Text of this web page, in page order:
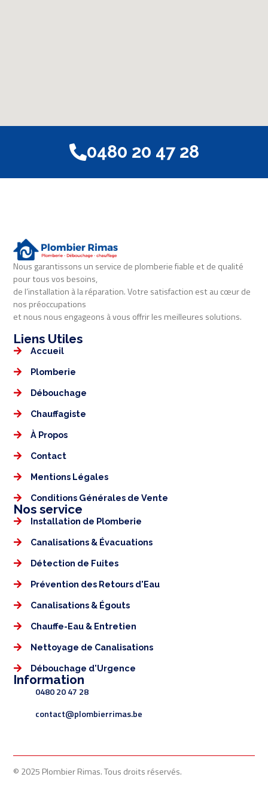
0480 20 47 28
Nous garantissons un service de plomberie fiable et de qualité
pour tous vos besoins,
de l’installation à la réparation. Votre satisfaction est au cœur de
nos préoccupations
et nous nous engageons à vous offrir les meilleures solutions.
Liens Utiles​​
Accueil
Plomberie
Débouchage
Chauffagiste
À Propos
Contact
Mentions Légales​
Conditions Générales de Vente
Nos service
Installation de Plomberie
Canalisations & Évacuations
Détection de Fuites
Prévention des Retours d'Eau
Canalisations & Égouts
Chauffe-Eau & Entretien
Nettoyage de Canalisations
Débouchage d'Urgence
Information
0480 20 47 28
contact@plombierrimas.be
© 2025 Plombier Rimas. Tous droits réservés.